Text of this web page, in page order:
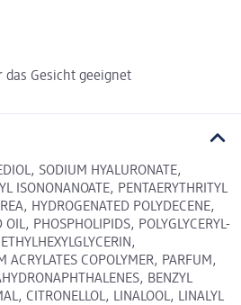
das Gesicht geeignet
SODIUM HYALURONATE,
ISONONANOATE, PENTAERYTHRITYL
HYDROGENATED POLYDECENE,
PHOSPHOLIPIDS, POLYGLYCERYL-
ACRYLATES COPOLYMER, PARFUM,
BENZYL
CITRONELLOL, LINALOOL, LINALYL